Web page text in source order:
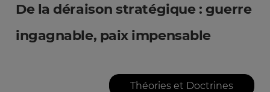
De la déraison stratégique : guerre
ingagnable, paix impensable
Théories et Doctrines